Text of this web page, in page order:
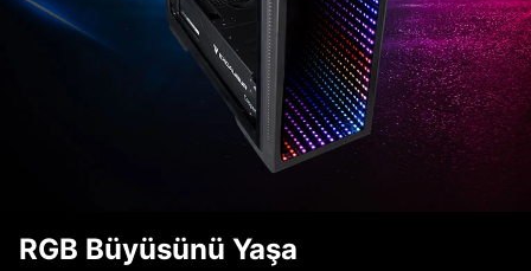
RGB Büyüsünü Yaşa